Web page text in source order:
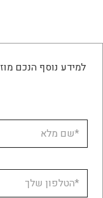
למידע נוסף הנכם